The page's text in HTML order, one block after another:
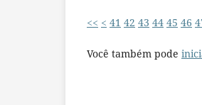
<< < 41 42 43 44 45 46
Você também pode